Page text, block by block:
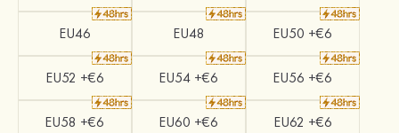
EU46 EU48 EU50 +€6
EU52 +€6 EU54 +€6 EU56 +€6
EU58 +€6 EU60 +€6 EU62 +€6